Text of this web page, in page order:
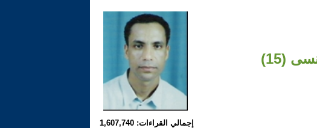
(15)
إجمالي القراءات: 1,607,740